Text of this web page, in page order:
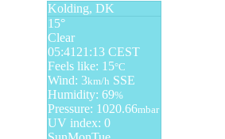
Kolding, DK
15°
Clear
05:41 21:13 CEST
Feels like: 15°C
Wind: 3km/h SSE
Humidity: 69%
Pressure: 1020.66mbar
UV index: 0